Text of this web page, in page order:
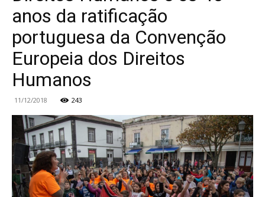
anos da ratificação
portuguesa da Convenção
Europeia dos Direitos
Humanos
11/12/2018 243